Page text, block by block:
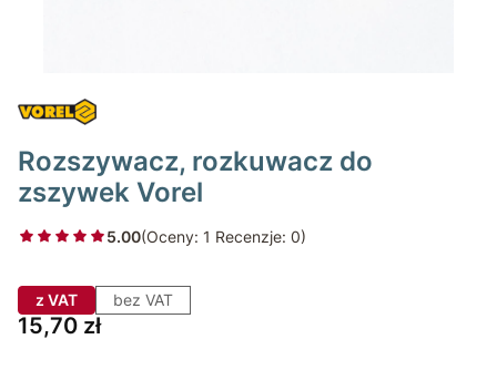
Rozszywacz, rozkuwacz do
zszywek Vorel
5.00(Oceny: 1 Recenzje: 0)
z VAT bez VAT
Cena
15,70 zł